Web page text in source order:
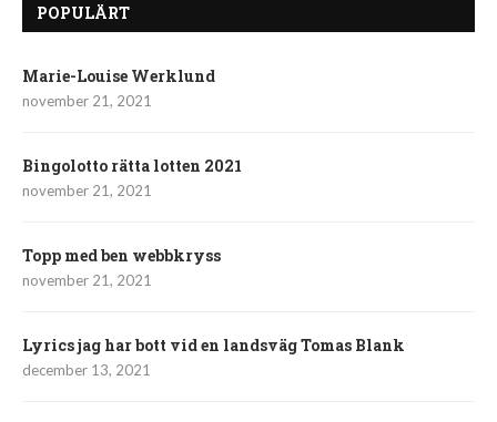
POPULÄRT
Marie-Louise Werklund
november 21, 2021
Bingolotto rätta lotten 2021
november 21, 2021
Topp med ben webbkryss
november 21, 2021
Lyrics jag har bott vid en landsväg Tomas Blank
december 13, 2021